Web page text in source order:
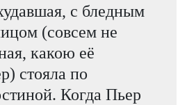
с бледным
(совсем не
какою её
стояла по
Когда Пьер